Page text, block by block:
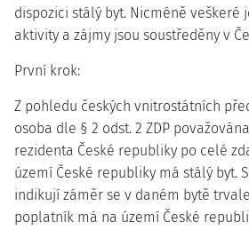
dispozici stálý byt. Nicméně veškeré
aktivity a zájmy jsou soustředěny v
První krok:
Z pohledu českých vnitrostátních
osoba dle § 2 odst. 2 ZDP
rezidenta České republiky po celé
území České republiky má stálý byt.
indikují záměr se v daném bytě
poplatník má na území České